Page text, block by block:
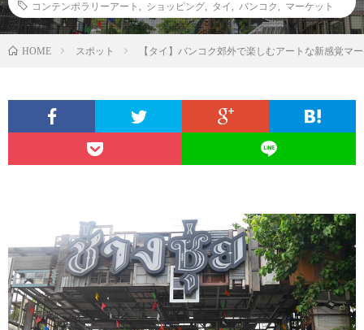
コンテンポラリーアート
ショッピング タイ バンコク マーケット
HOME スポット 【タイ】バンコク郊外で楽しむアートな新感覚マ